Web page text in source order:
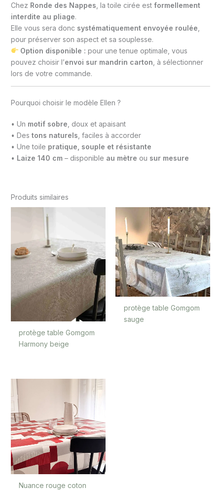
GRIS TAUPE
Chez Ronde des Nappes , la toile cirée est formellement
interdite au pliage.
Elle vous sera donc systématiquement envoyée roulée
pour préserver son aspect et sa souplesse.
Option disponible : pour une tenue optimale, vous
pouvez choisir l’envoi sur mandrin carton , à sélectionner
lors de votre commande.
Pourquoi choisir le modèle Ellen ?
• Un motif sobre , doux et apaisant
• Des tons naturels , faciles à accorder
• Une toile pratique, souple et résistante
• Laize 140 cm– disponible au mètre ou sur mesure
Produits similaires
protège table Gomgom
Harmony beige
protège table Gomgom
sauge
Nuance rouge coton